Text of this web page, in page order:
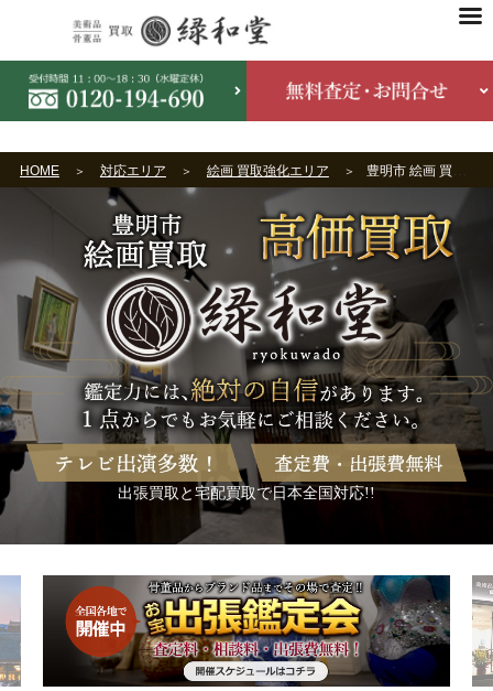
HOME 対応エリア 絵画 買取強化エリア 豊明市 絵画 買取
出張買取と宅配買取で日本全国対応!!